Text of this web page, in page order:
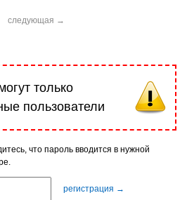
только
пользователи
что пароль вводится в нужной
регистрация →